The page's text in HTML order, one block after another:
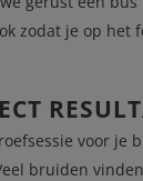
zodat je op het
voor je
bruiden